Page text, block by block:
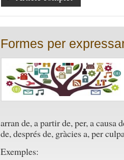
Formes per
arran de, a partir de, per, a causa
de, després de, gràcies a, per
Exemples: